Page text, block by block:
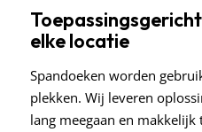
elke locatie
Spandoeken worden
plekken. Wij leveren
lang meegaan en